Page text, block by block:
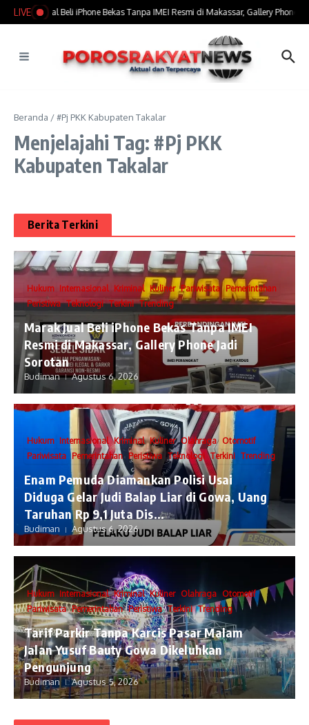
Lewati ke konten
LIVE
​Marak Jual Beli iPhone Bekas Tanpa IMEI Resmi di Makassar, Gallery Phone
Beranda /#Pj PKK Kabupaten Takalar
Menjelajahi Tag: #Pj PKK
Kabupaten Takalar
Berita Terkini
Hukum Internasional Kriminal Kuliner Pariwisata Pemerintahan
Peristiwa Teknologi Terkini Trending
​Marak Jual Beli iPhone Bekas Tanpa IMEI
Resmi di Makassar, Gallery Phone Jadi
Sorotan
Budiman Agustus 6, 2026
Hukum Internasional Kriminal Kuliner Olahraga Otomotif
Pariwisata Pemerintahan Peristiwa Teknologi Terkini Trending
Enam Pemuda Diamankan Polisi Usai
Diduga Gelar Judi Balap Liar di Gowa, Uang
Taruhan Rp 9,1 Juta Dis...
Budiman Agustus 6, 2026
Hukum Internasional Kriminal Kuliner Olahraga Otomotif
Pariwisata Pemerintahan Peristiwa Terkini Trending
Tarif Parkir Tanpa Karcis Pasar Malam
Jalan Yusuf Bauty Gowa Dikeluhkan
Pengunjung
Budiman Agustus 5, 2026